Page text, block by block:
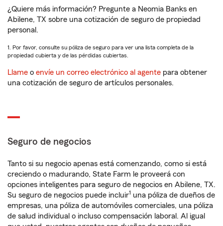
¿Quiere más información? Pregunte a Neomia Banks en
Abilene, TX sobre una cotización de seguro de propiedad
personal.
1. Por favor, consulte su póliza de seguro para ver una lista completa de la
propiedad cubierta y de las pérdidas cubiertas.
Llame o envíe un correo electrónico al agente para obtener
una cotización de seguro de artículos personales.
Seguro de negocios
Tanto si su negocio apenas está comenzando, como si está
creciendo o madurando, State Farm le proveerá con
opciones inteligentes para seguro de negocios en Abilene, TX.
Su seguro de negocios puede incluir1 una póliza de dueños de
empresas, una póliza de automóviles comerciales, una póliza
de salud individual o incluso compensación laboral. Al igual